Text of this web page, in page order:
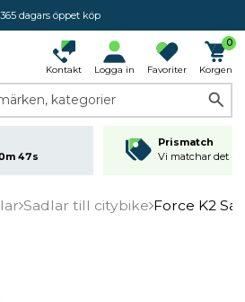
365 dagars öppet köp
Kontakt Logga in Favoriter
0
Korgen
kategorier
47s
Prismatch
Vi matchar det
Sadlar till citybike Force K2